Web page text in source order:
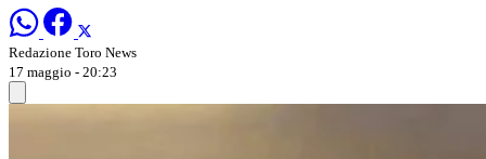
Redazione Toro News
17 maggio - 20:23